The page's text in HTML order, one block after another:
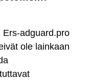
Ers-adguard.pro
ole lainkaan